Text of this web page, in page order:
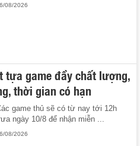
08/2026
tựa game đầy chất lượng,
thời gian có hạn
game thủ sẽ có từ nay tới 12h
ngày 10/8 để nhận miễn ...
08/2026